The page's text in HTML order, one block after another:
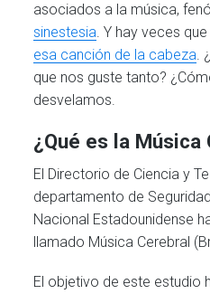
asociados a la música,
sinestesia. Y hay veces
esa canción de la cabeza.
que nos guste tanto?
desvelamos.
¿Qué es la Música
El Directorio de Ciencia y
departamento de Seguridad
Nacional Estadounidense
llamado Música Cerebral
El objetivo de este estudio